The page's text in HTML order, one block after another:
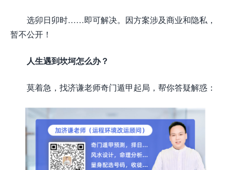
选卯日卯时……即可解决。因方案涉及商业和隐私，
暂不公开！
人生遇到坎坷怎么办？
莫着急，找济谦老师奇门遁甲起局，帮你答疑解惑：